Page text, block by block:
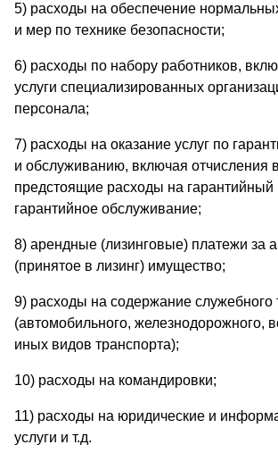
5) расходы на обеспечение
и мер по технике безопасности;
6) расходы по набору работников,
услуги специализированных
персонала;
7) расходы на оказание услуг по
и обслуживанию, включая отчисления
предстоящие расходы на гарантийный
гарантийное обслуживание;
8) арендные (лизинговые) платежи за
(принятое в лизинг) имущество;
9) расходы на содержание служебного
(автомобильного, железнодорожного,
иных видов транспорта);
10) расходы на командировки;
11) расходы на юридические и
услуги и т.д.